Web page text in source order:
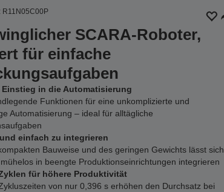
R11N05C00P
SCARA-Roboter,
für einfache
Einstieg in die Automatisierung
Funktionen für eine unkomplizierte und
Automatisierung – ideal für alltägliche
einfach zu integrieren
Bauweise und des geringen Gewichts lässt sich
in beengte Produktionseinrichtungen integrieren
für höhere Produktivität
von nur 0,396 s erhöhen den Durchsatz bei